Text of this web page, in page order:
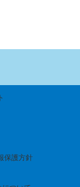
保護方針